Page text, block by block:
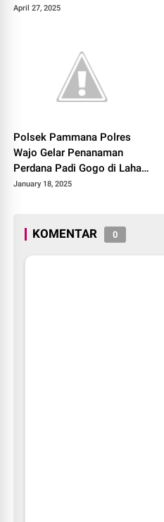
Imbauan Kamtibmas
April 27, 2025
Polsek Pammana Polres
Wajo Gelar Penanaman
Perdana Padi Gogo di Lahan
Perkebunan, Dukung
January 18, 2025
KOMENTAR 0